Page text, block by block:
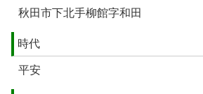
秋田市下北手柳館字和田
時代
平安